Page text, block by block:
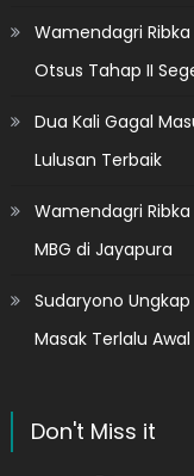
Wamendagri
Otsus Tahap II
Dua Kali Gagal
Lulusan Terbaik
Wamendagri
MBG di Jayapura
Sudaryono
Masak Terlalu Awal
Don't Miss it